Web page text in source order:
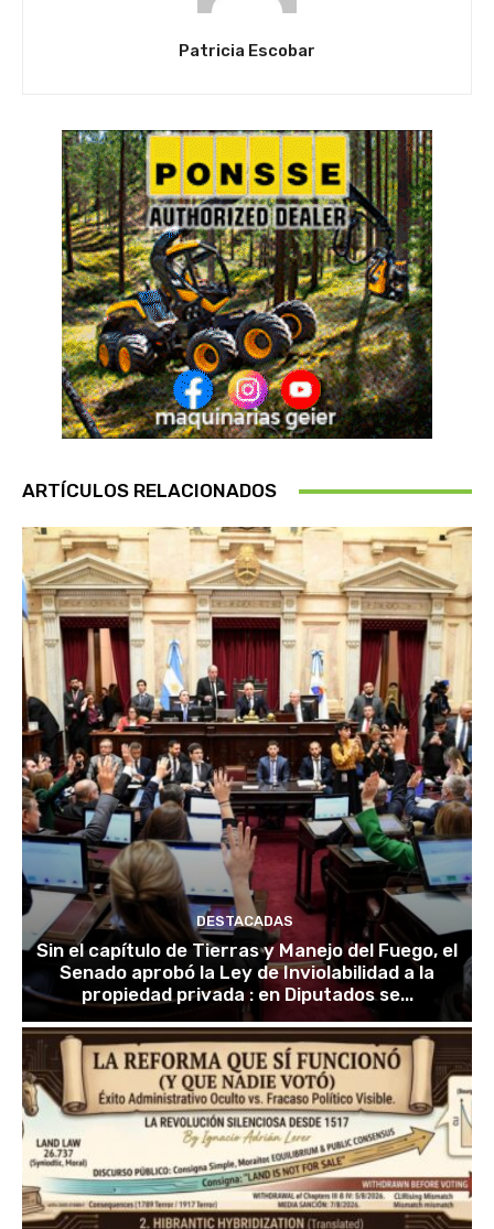
Patricia Escobar
ARTÍCULOS RELACIONADOS
DESTACADAS
Sin el capítulo de Tierras y Manejo del Fuego, el
Senado aprobó la Ley de Inviolabilidad a la
propiedad privada : en Diputados se...